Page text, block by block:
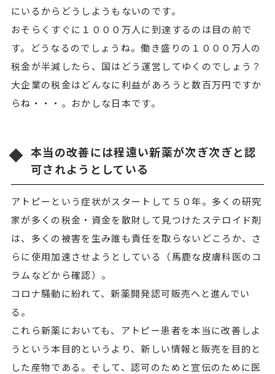
にいるからどうしようもないのです。
おそらくすぐに１０００万人に到達するのは目の前で
す。どうなるのでしょうね。働き盛りの１０００万人の
税金が半減したら、国はどう運営してゆくのでしょう？
大企業の税金はどんなに利益があろうと数百万円ですか
らね・・・。おかしな日本です。
本当の改善には程遠い新薬が次ぎ次ぎと認
可されようとしている
アトピーという症状がスタートして５０年。多くの研究
家が多くの税金・資金を散財して見つけたステロイド剤
は、多くの被害を生み誰も責任を取らないどころか、さ
らに使用加速させようとしている（馬鹿な皮膚科医のコ
ラムなどから確認）。
コロナ騒動に紛れて、新薬開発認可販売へと進んでい
る。
これら新薬においても、アトピー患者を本当に改善しよ
うという本目的というより、新しい情報と販売を目的と
した産物である。そして、認可のためと宣伝のために医